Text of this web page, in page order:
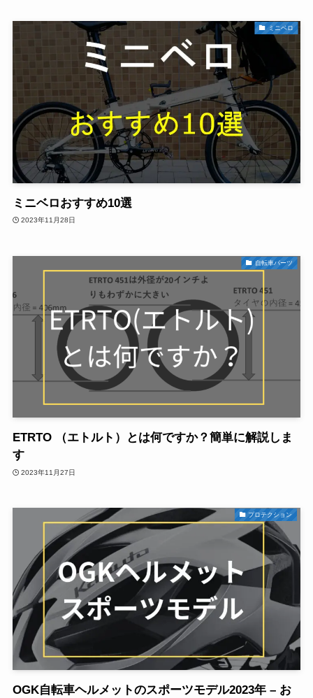
ミニベロ
ミニベロおすすめ10選
2023年11月28日
自転車パーツ
ETRTO （エトルト）とは何ですか？簡単に解説しま
す
2023年11月27日
プロテクション
OGK自転車ヘルメットのスポーツモデル2023年 – お